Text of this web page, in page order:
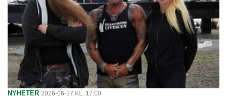
NYHETER 2026-06-17 KL. 17:00